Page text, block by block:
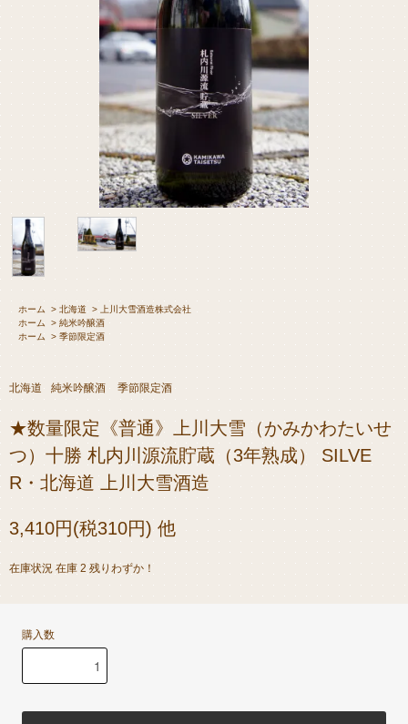
ホーム > 北海道 >
上川大雪酒造株式会社
ホーム
> 純米吟醸酒
ホーム
> 季節限定酒
北海道 純米吟醸酒 季節限定酒
★数量限定《普通》上川大雪（かみかわたいせ
つ）十勝 札内川源流貯蔵（3年熟成） SILVE
R・北海道 上川大雪酒造
3,410円(税310円) 他
在庫状況 在庫 2 残りわずか！
購入数